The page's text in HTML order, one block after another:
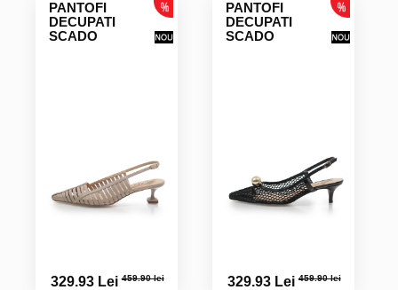
PANTOFI
DECUPATI
SCADO
329.93 Lei459.90 lei
PANTOFI
DECUPATI
SCADO
329.93 Lei459.90 lei